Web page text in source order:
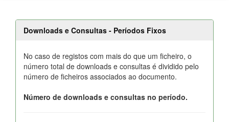
Downloads e Consultas - Períodos Fixos
No caso de registos com mais do que um ficheiro, o
número total de downloads e consultas é dividido pelo
número de ficheiros associados ao documento.
Número de downloads e consultas no período.